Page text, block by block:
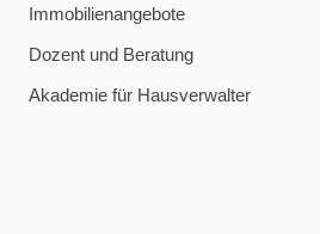
Immobilienangebote
Dozent und Beratung
Akademie für Hausverwalter